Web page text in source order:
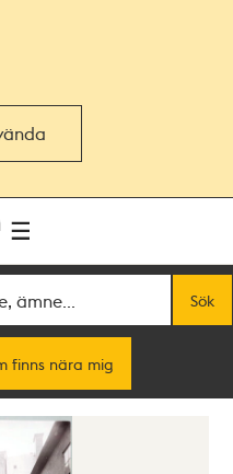
Sök
finns nära mig